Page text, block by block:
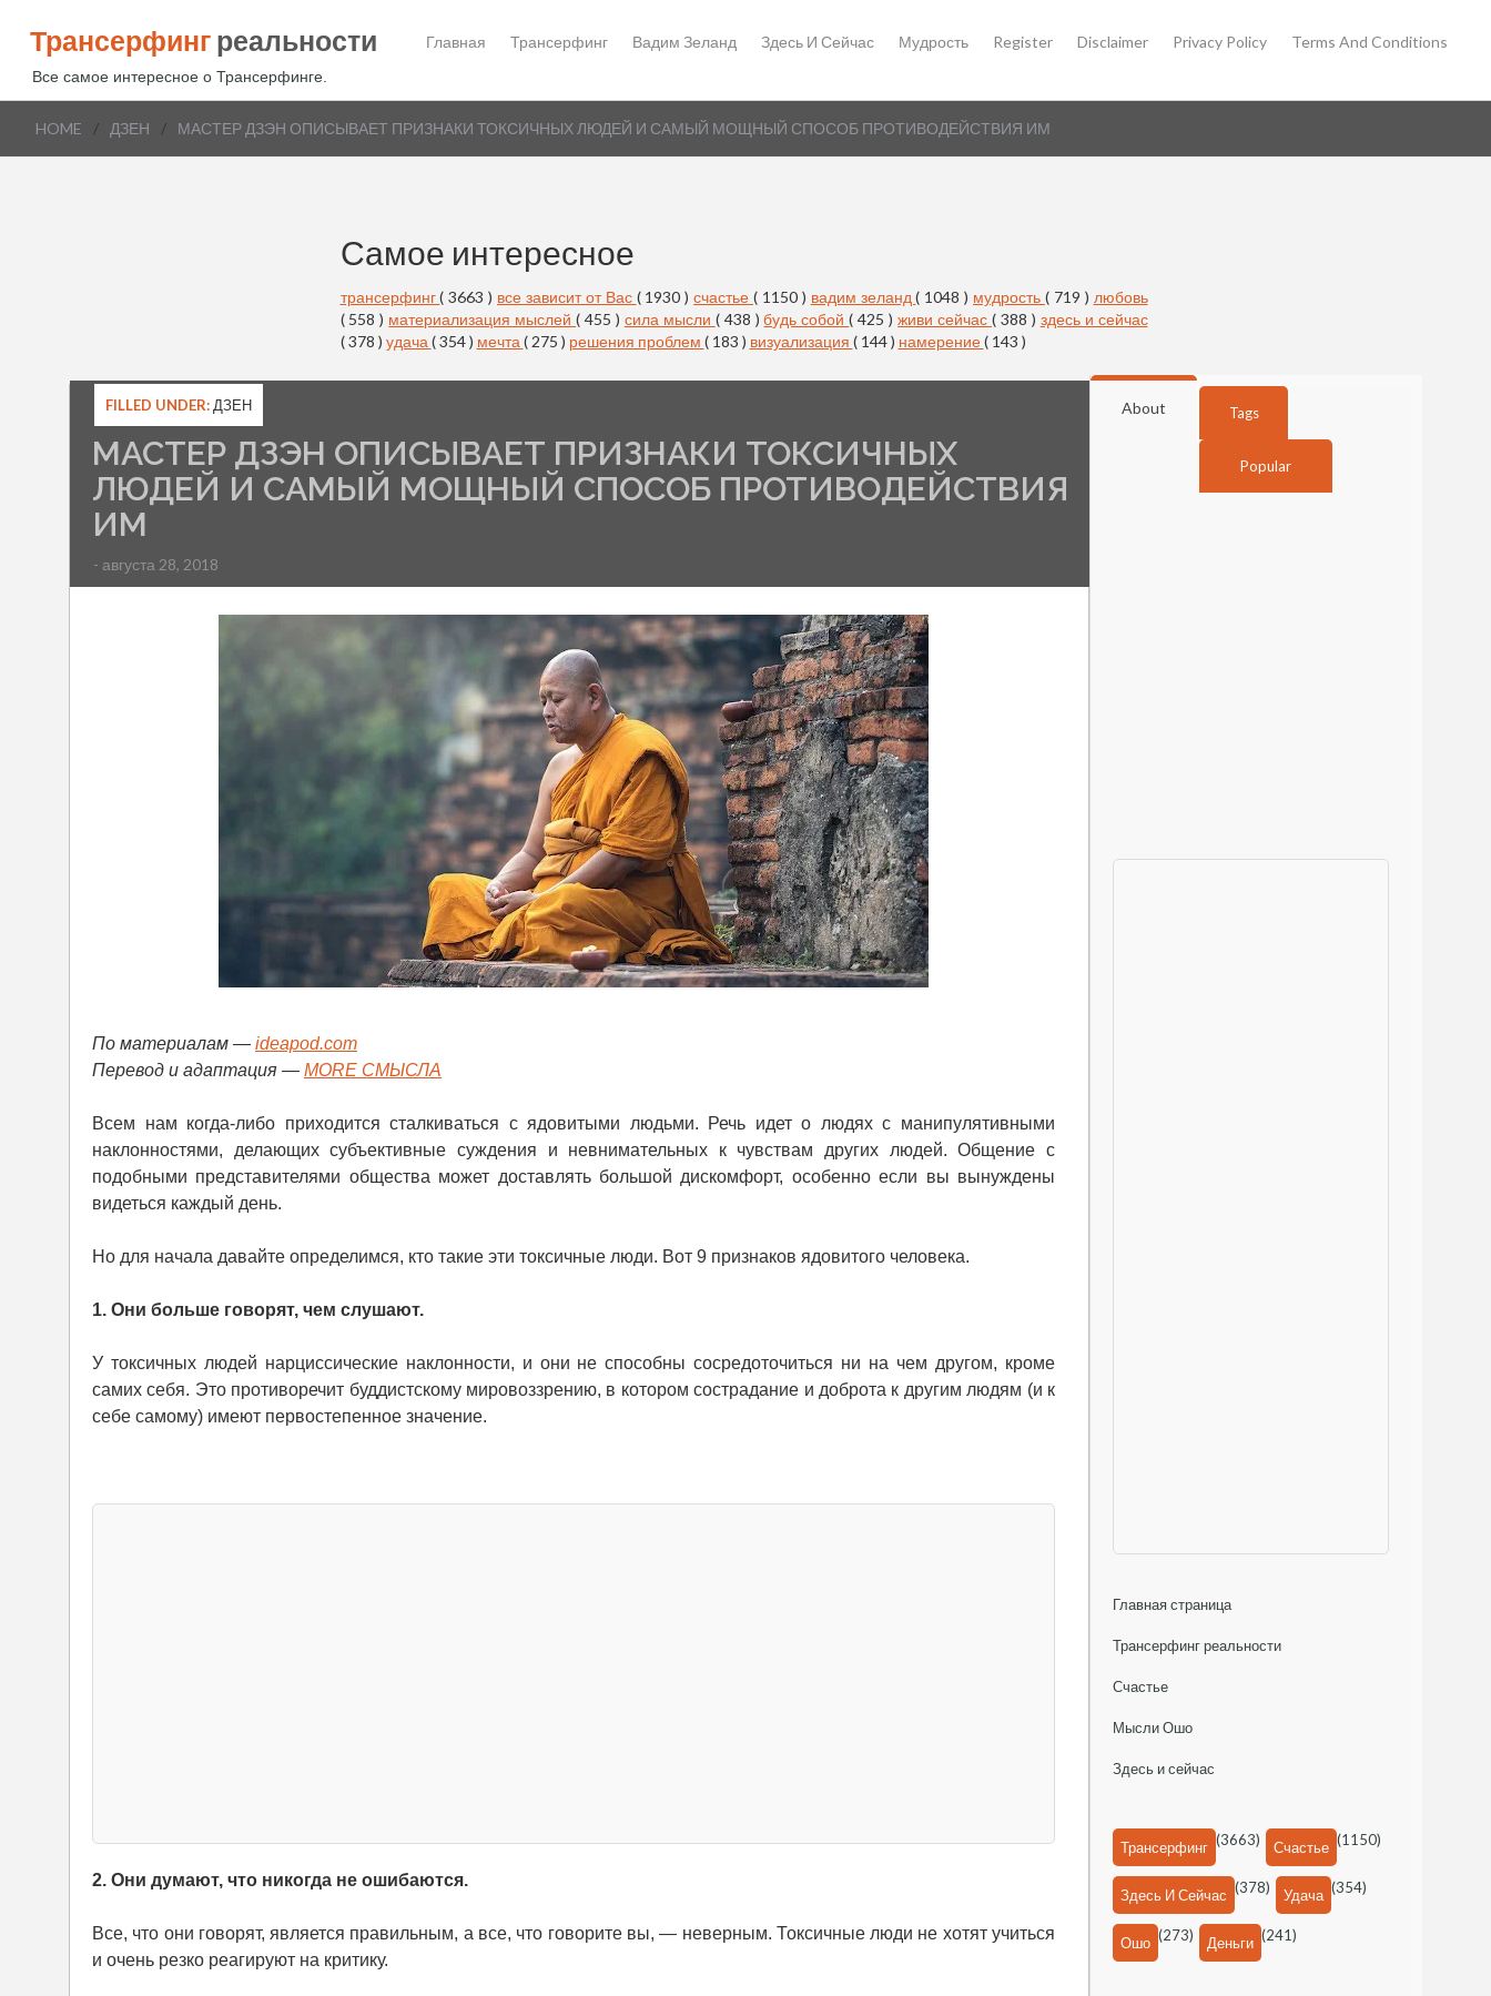
Трансерфинг реальности
Все самое интересное о Трансерфинге.
Главная Трансерфинг Вадим Зеланд Здесь И Сейчас Мудрость Register Disclaimer Privacy Policy Terms And Conditions
HOME / ДЗЕН / МАСТЕР ДЗЭН ОПИСЫВАЕТ ПРИЗНАКИ ТОКСИЧНЫХ ЛЮДЕЙ И САМЫЙ МОЩНЫЙ СПОСОБ ПРОТИВОДЕЙСТВИЯ ИМ
Самое интересное
трансерфинг( 3663 ) все зависит от Вас ( 1930 )счастье ( 1150 ) вадим зеланд( 1048 ) мудрость ( 719 ) любовь
( 558 ) материализация мыслей( 455 ) сила мысли ( 438 )будь собой( 425 )живи сейчас ( 388 ) здесь и сейчас
( 378 ) удача ( 354 ) мечта ( 275 ) решения проблем ( 183 ) визуализация ( 144 ) намерение( 143 )
FILLED UNDER: ДЗЕН
МАСТЕР ДЗЭН ОПИСЫВАЕТ ПРИЗНАКИ ТОКСИЧНЫХ
ЛЮДЕЙ И САМЫЙ МОЩНЫЙ СПОСОБ ПРОТИВОДЕЙСТВИЯ
ИМ
- августа 28, 2018
По материалам — ideapod.com
Перевод и адаптация — MORE СМЫСЛА
Всем нам когда-либо приходится сталкиваться с ядовитыми людьми. Речь идет о людях с манипулятивными
наклонностями, делающих субъективные суждения и невнимательных к чувствам других людей. Общение с
подобными представителями общества может доставлять большой дискомфорт, особенно если вы вынуждены
видеться каждый день.
Но для начала давайте определимся, кто такие эти токсичные люди. Вот 9 признаков ядовитого человека.
1. Они больше говорят, чем слушают.
У токсичных людей нарциссические наклонности, и они не способны сосредоточиться ни на чем другом, кроме
самих себя. Это противоречит буддистскому мировоззрению, в котором сострадание и доброта к другим людям (и к
себе самому) имеют первостепенное значение.
2. Они думают, что никогда не ошибаются.
Все, что они говорят, является правильным, а все, что говорите вы, — неверным. Токсичные люди не хотят учиться
и очень резко реагируют на критику.
About Tags
Popular
Главная страница
Трансерфинг реальности
Счастье
Мысли Ошо
Здесь и сейчас
Трансерфинг (3663) Счастье (1150)
Здесь И Сейчас (378) Удача (354)
Ошо (273) Деньги (241)